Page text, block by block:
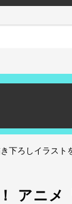
下ろしイラスト
アニメ